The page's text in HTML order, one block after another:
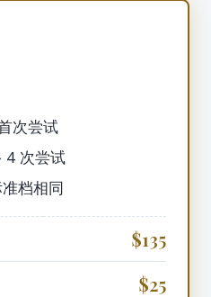
次尝试
4 次尝试
档相同
$135
$25